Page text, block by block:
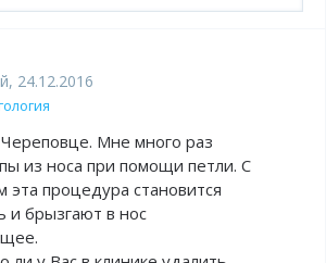
24.12.2016
Мне много раз
из носа при помощи петли. С
процедура становится
и брызгают в нос